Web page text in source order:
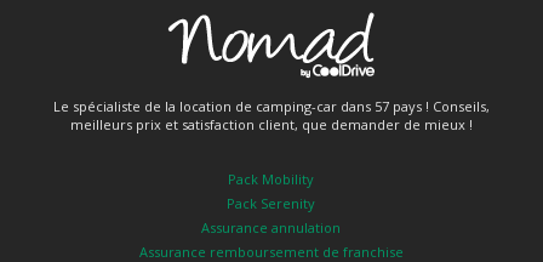
Le spécialiste de la location de camping-car dans 57 pays ! Conseils,
meilleurs prix et satisfaction client, que demander de mieux !
Pack Mobility
Pack Serenity
Assurance annulation
Assurance remboursement de franchise